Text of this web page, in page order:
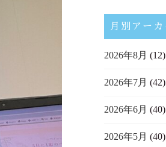
月別アーカ
2026年8月 (12)
2026年7月 (42)
2026年6月 (40)
2026年5月 (40)